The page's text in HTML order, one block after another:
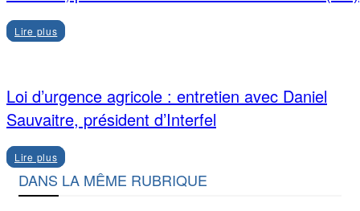
Lire plus
Loi d’urgence agricole : entretien avec Daniel
Sauvaitre, président d’Interfel
Lire plus
DANS LA MÊME RUBRIQUE